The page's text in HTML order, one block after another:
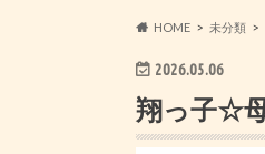
HOME 未分類
2026.05.06
翔っ子☆